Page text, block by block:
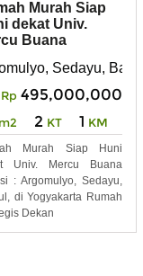
Murah Siap
dekat Univ.
Buana
Sedayu,
Rp 495,000,000
m2 2 KT 1 KM
Murah Siap Huni
Univ. Mercu Buana
: Argomulyo, Sedayu,
di Yogyakarta Rumah
Dekan